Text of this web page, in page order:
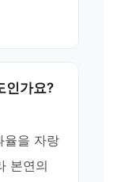
인가요?
율을 자랑
본연의